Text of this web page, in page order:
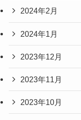
2024年2月
2024年1月
2023年12月
2023年11月
2023年10月